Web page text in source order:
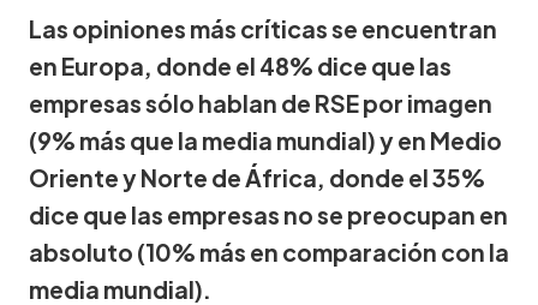
Las opiniones más críticas se encuentran
en Europa, donde el 48% dice que las
empresas sólo hablan de RSE por imagen
(9% más que la media mundial) y en Medio
Oriente y Norte de África, donde el 35%
dice que las empresas no se preocupan en
absoluto (10% más en comparación con la
media mundial).